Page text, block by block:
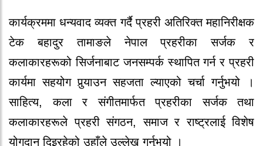
कार्यक्रममा धन्यवाद व्यक्त गर्दै प्रहरी अतिरिक्त महानिरीक्षक
टेक बहादुर तामाङले नेपाल प्रहरीका सर्जक र
कलाकारहरूको सिर्जनाबाट जनसम्पर्क स्थापित गर्न र प्रहरी
कार्यमा सहयोग पुर्‍याउन सहजता ल्याएको चर्चा गर्नुभयो ।
साहित्य, कला र संगीतमार्फत प्रहरीका सर्जक तथा
कलाकारहरूले प्रहरी संगठन, समाज र राष्ट्रलाई विशेष
योगदान दिइरहेको उहाँले उल्लेख गर्नुभयो ।